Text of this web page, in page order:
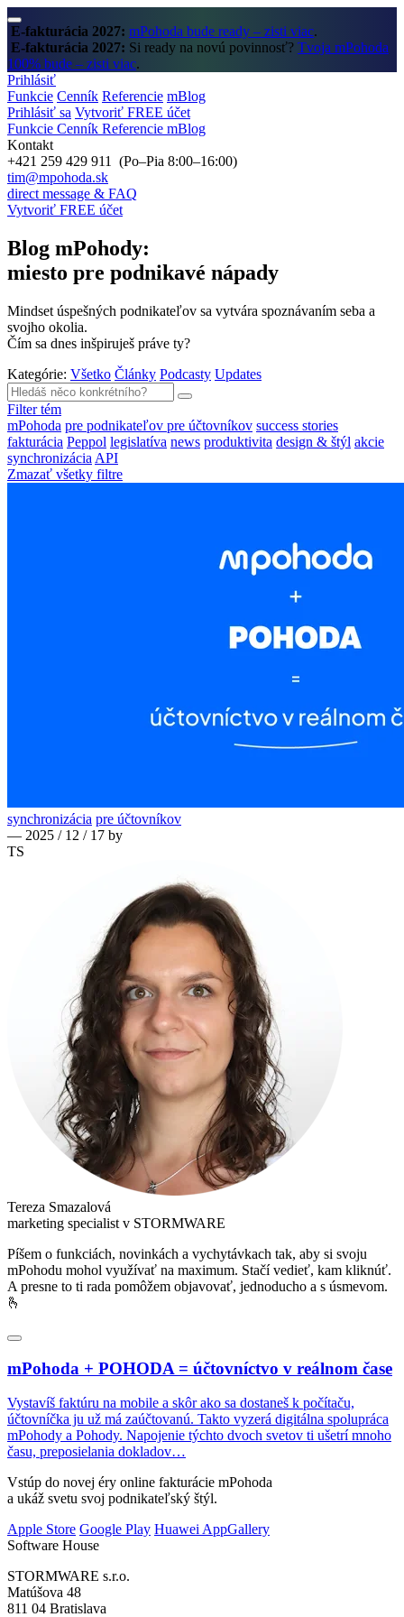
E-fakturácia 2027: mPohoda bude ready – zisti viac.
E-fakturácia 2027: Si ready na novú povinnosť? Tvoja mPohoda
100% bude – zisti viac.
Prihlásiť
Funkcie Cenník Referencie mBlog
Prihlásiť sa Vytvoriť FREE účet
Funkcie Cenník Referencie mBlog
Kontakt
+421 259 429 911 (Po–Pia 8:00–16:00)
tim@mpohoda.sk
direct message & FAQ
Vytvoriť FREE účet
Blog mPohody:
miesto pre podnikavé nápady
Mindset úspešných podnikateľov sa vytvára spoznávaním seba a
svojho okolia.
Čím sa dnes inšpiruješ práve ty?
Kategórie: Všetko Články Podcasty Updates
Filter tém
mPohoda pre podnikateľov pre účtovníkov success stories
fakturácia Peppol legislatíva news produktivita design & štýl akcie
synchronizácia API
Zmazať všetky filtre
synchronizácia pre účtovníkov
— 2025 / 12 / 17 by
TS
Tereza Smazalová
marketing specialist v STORMWARE
Píšem o funkciách, novinkách a vychytávkach tak, aby si svoju
mPohodu mohol využívať na maximum. Stačí vedieť, kam kliknúť.
A presne to ti rada pomôžem objavovať, jednoducho a s úsmevom.
🫰
mPohoda + POHODA = účtovníctvo v reálnom čase
Vystavíš faktúru na mobile a skôr ako sa dostaneš k počítaču,
účtovníčka ju už má zaúčtovanú. Takto vyzerá digitálna spolupráca
mPohody a Pohody. Napojenie týchto dvoch svetov ti ušetrí mnoho
času, preposielania dokladov…
Vstúp do novej éry online fakturácie mPohoda
a ukáž svetu svoj podnikateľský štýl.
Apple Store Google Play Huawei AppGallery
Software House
STORMWARE s.r.o.
Matúšova 48
811 04 Bratislava